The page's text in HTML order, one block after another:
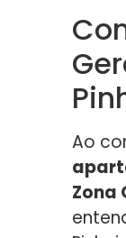
Ao
Zona